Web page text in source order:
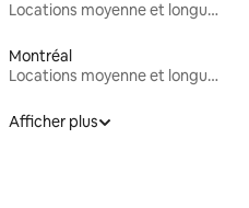
Locations moyenne et longue durée
Montréal
Locations moyenne et longue durée
Afficher plus